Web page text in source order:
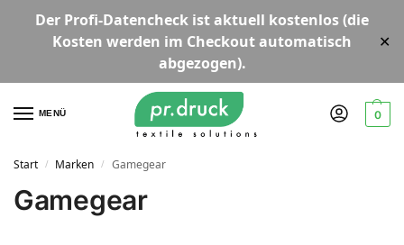
Der Profi-Datencheck ist aktuell kostenlos(die
Kosten werden im Checkout automatisch
abgezogen).
✕
MENÜ 0
Start / Marken / Gamegear
Gamegear